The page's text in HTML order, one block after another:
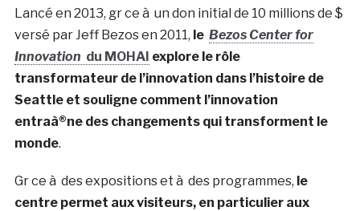
Lancé en 2013, gr ce à un don initial de 10 millions de $
versé par Jeff Bezos en 2011, le Bezos Center for
Innovation du MOHAI explore le rôle
transformateur de l’innovation dans l’histoire de
Seattle et souligne comment l’innovation
entraà®ne des changements qui transforment le
monde.
Gr ce à des expositions et à des programmes, le
centre permet aux visiteurs, en particulier aux